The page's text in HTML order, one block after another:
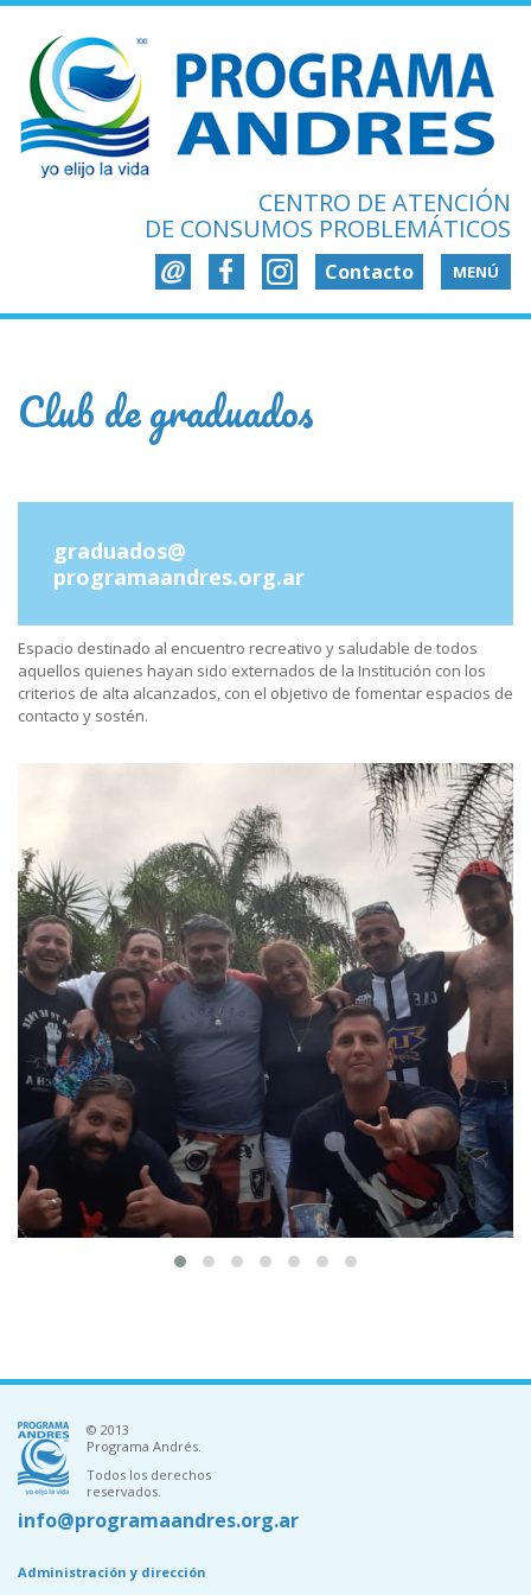
CENTRO DE ATENCIÓN
DE CONSUMOS PROBLEMÁTICOS
MENÚ
Contacto
Club de graduados
graduados@
programaandres.org.ar
Espacio destinado al encuentro recreativo y saludable de todos
aquellos quienes hayan sido externados de la Institución con los
criterios de alta alcanzados, con el objetivo de fomentar espacios de
contacto y sostén.
© 2013
Programa Andrés.
Todos los derechos
reservados.
info@programaandres.org.ar
Administración y dirección